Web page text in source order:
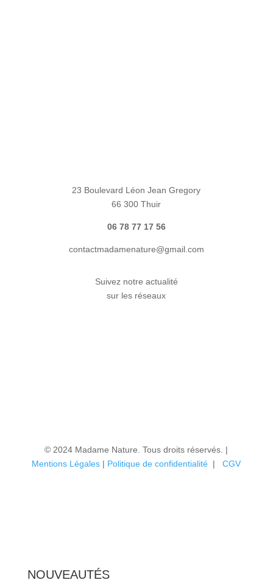
23 Boulevard Léon Jean Gregory
66 300 Thuir
06 78 77 17 56
contactmadamenature@gmail.com
Suivez notre actualité
sur les réseaux
© 2024 Madame Nature. Tous droits réservés. |
Mentions Légales | Politique de confidentialité |CGV
NOUVEAUTÉS